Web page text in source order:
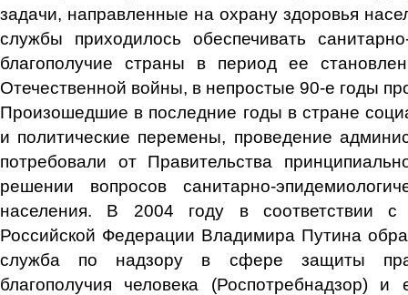
задачи, направленные на охрану здоровья
службы приходилось обеспечивать
благополучие страны в период ее
Отечественной войны, в непростые 90-е годы
Произошедшие в последние годы в стране
и политические перемены, проведение
потребовали от Правительства
решении вопросов санитарно-
населения. В 2004 году в соответствии с
Российской Федерации Владимира Путина
служба по надзору в сфере защиты
благополучия человека (Роспотребнадзор) и